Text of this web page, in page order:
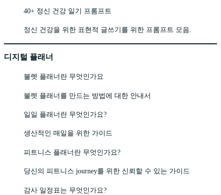
40+ 정신 건강 일기 프롬프트
정신 건강을 위한 표현적 글쓰기를 위한 프롬프트 모음.
디지털 플래너
불렛 플래너란 무엇인가요
불렛 플래너를 만드는 방법에 대한 안내서
일일 플래너란 무엇인가요?
생산적인 매일을 위한 가이드
피트니스 플래너란 무엇인가요?
당신의 피트니스 journey를 위한 신뢰할 수 있는 가이드
감사 일정표는 무엇인가요?